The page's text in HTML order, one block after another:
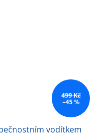
499 Kč
–45 %
vodítkem